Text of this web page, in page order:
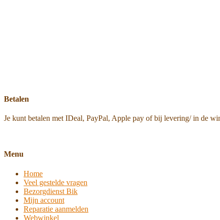
Betalen
Je kunt betalen met IDeal, PayPal, Apple pay of bij levering/ in de
Menu
Home
Veel gestelde vragen
Bezorgdienst Bik
Mijn account
Reparatie aanmelden
Webwinkel